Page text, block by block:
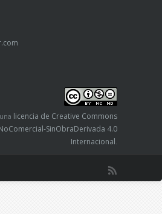
licencia de Creative Commons
SinObraDerivada 4.0
Internacional